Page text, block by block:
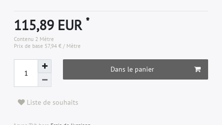
115,89 EUR*
Contenu 2 Mètre
Prix de base 57,94 € / Mètre
Dans le panier
Liste de souhaits